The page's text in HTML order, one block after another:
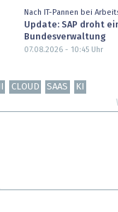
Nach IT-Pannen bei
Update: SAP droht
Bundesverwaltung
07.08.2026 - 10:45Uhr
CLOUD SAAS KI